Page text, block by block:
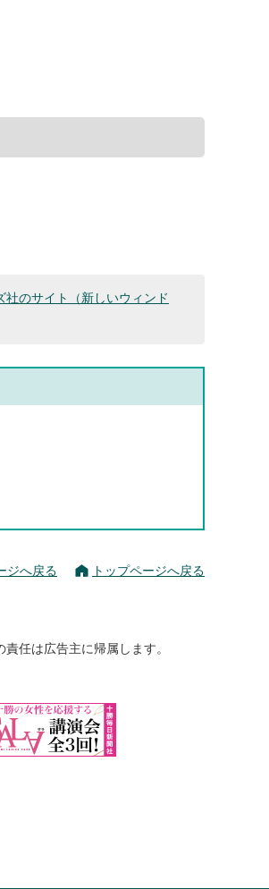
社のサイト（新しいウィンド
ジへ戻る トップページへ戻る
任は広告主に帰属します。